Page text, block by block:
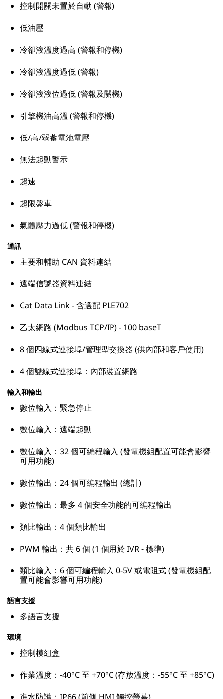
控制開關未置於自動 (警報)
低油壓
冷卻液溫度過高 (警報和停機)
冷卻液溫度過低 (警報)
冷卻液液位過低 (警報及關機)
引擎機油高溫 (警報和停機)
低/高/弱蓄電池電壓
無法起動警示
超速
超限盤車
氣體壓力過低 (警報和停機)
通訊
主要和輔助 CAN 資料連結
遠端信號器資料連結
Cat Data Link - 含選配 PLE702
乙太網路 (Modbus TCP/IP) - 100 baseT
8 個四線式連接埠/管理型交換器 (供內部和客戶使用)
4 個雙線式連接埠：內部裝置網路
輸入和輸出
數位輸入：緊急停止
數位輸入：遠端起動
數位輸入：32 個可編程輸入 (發電機組配置可能會影響
可用功能)
數位輸出：24 個可編程輸出 (總計)
數位輸出：最多 4 個安全功能的可編程輸出
類比輸出：4 個類比輸出
PWM 輸出：共 6 個 (1 個用於 IVR - 標準)
類比輸入：6 個可編程輸入 0-5V 或電阻式 (發電機組配
置可能會影響可用功能)
語言支援
多語言支援
環境
控制模組盒
作業溫度：-40°C 至 +70°C (存放溫度：-55°C 至 +85°C)
進水防護：IP66 (前側 HMI 觸控螢幕)